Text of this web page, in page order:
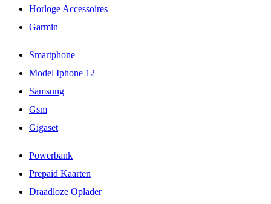
Horloge Accessoires
Garmin
Smartphone
Model Iphone 12
Samsung
Gsm
Gigaset
Powerbank
Prepaid Kaarten
Draadloze Oplader